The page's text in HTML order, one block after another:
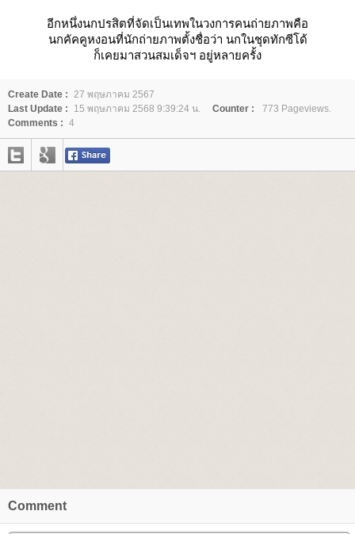
อีกหนึ่งนกปรสิตที่จัดเป็นเทพในวงการคนถ่ายภาพคือ
นกคัคคูหงอนที่นักถ่ายภาพตั้งชื่อว่า นกในชุดทักซีโด้
ก็เคยมาสวนสมเด็จฯ อยู่หลายครั้ง
Create Date :
27 พฤษภาคม 2567
Last Update :
15 พฤษภาคม 2568 9:39:24 น. Counter :
773 Pageviews.
Comments : 4
Comment